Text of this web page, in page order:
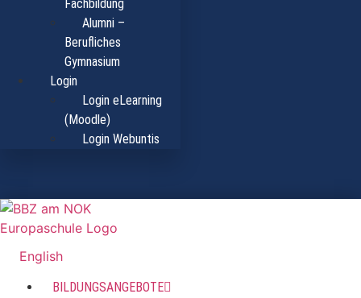
Fachbildung
Alumni –
Berufliches
Gymnasium
Login
Login eLearning
(Moodle)
Login Webuntis
English
BILDUNGSANGEBOTE